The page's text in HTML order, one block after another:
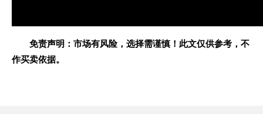
免责声明：市场有风险，选择需谨慎！此文仅供参考，不
作买卖依据。